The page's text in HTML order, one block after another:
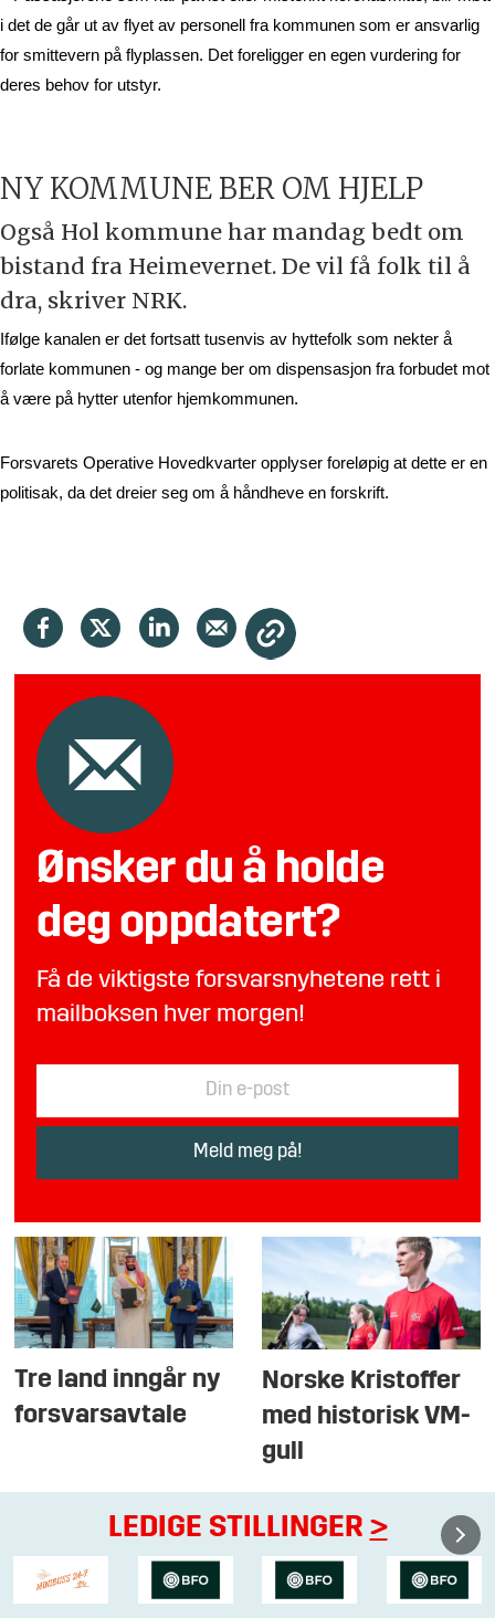
i det de går ut av flyet av personell fra kommunen som er ansvarlig
for smittevern på flyplassen. Det foreligger en egen vurdering for
deres behov for utstyr.
NY KOMMUNE BER OM HJELP
Også Hol kommune har mandag bedt om
bistand fra Heimevernet. De vil få folk til å
dra, skriver NRK.
Ifølge kanalen er det fortsatt tusenvis av hyttefolk som nekter å
forlate kommunen - og mange ber om dispensasjon fra forbudet mot
å være på hytter utenfor hjemkommunen.
Forsvarets Operative Hovedkvarter opplyser foreløpig at dette er en
politisak, da det dreier seg om å håndheve en forskrift.
Ønsker du å holde
deg oppdatert?
Få de viktigste forsvarsnyhetene rett i
mailboksen hver morgen!
Tre land inngår ny
forsvarsavtale
Norske Kristoffer
med historisk VM-
gull
LEDIGE STILLINGER >